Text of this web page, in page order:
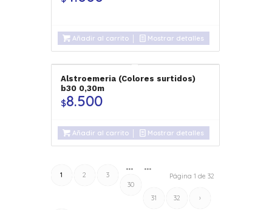
Añadir al carrito Mostrar detalles
Alstroemeria (Colores surtidos)
b30 0,30m
$8.500
Añadir al carrito Mostrar detalles
Página 1 de 32
1 2 3
•••
•••
30
31
32 ›